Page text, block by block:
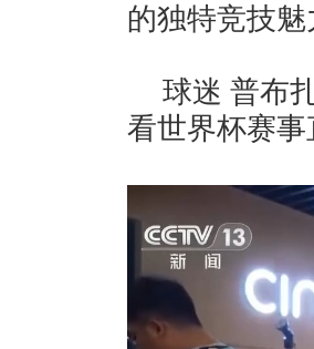
的独特竞技魅
球迷 普布
看世界杯赛